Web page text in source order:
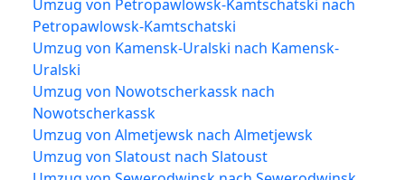
Umzug von Petropawlowsk-Kamtschatski nach
Petropawlowsk-Kamtschatski
Umzug von Kamensk-Uralski nach Kamensk-
Uralski
Umzug von Nowotscherkassk nach
Nowotscherkassk
Umzug von Almetjewsk nach Almetjewsk
Umzug von Slatoust nach Slatoust